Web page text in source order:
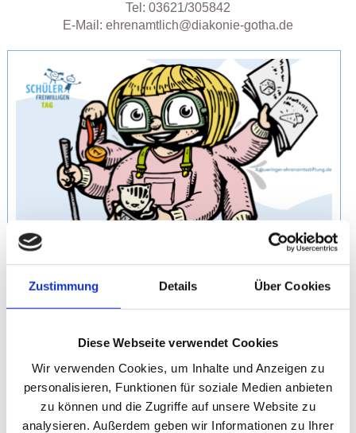
Zustimmung Details Über Cookies
Diese Webseite verwendet Cookies
Wir verwenden Cookies, um Inhalte und Anzeigen zu
personalisieren, Funktionen für soziale Medien anbieten
zu können und die Zugriffe auf unsere Website zu
analysieren. Außerdem geben wir Informationen zu Ihrer
Tel: 03621/305842
E-Mail: ehrenamtlich@diakonie-gotha.de
17. Schülerfreiwilligentag